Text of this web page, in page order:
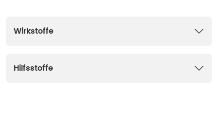
Wirkstoffe
Hilfsstoffe